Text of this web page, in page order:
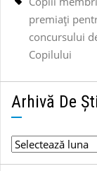
premiați
concursului
Copilului
Arhivă De
Arhivă
de